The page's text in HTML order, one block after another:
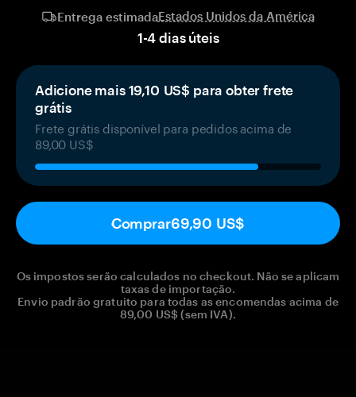
Entrega estimadaEstados Unidos da América
1-4 dias úteis
Adicione mais 19,10 US$ para obter frete
grátis
Frete grátis disponível para pedidos acima de
89,00 US$
Comprar69,90 US$
Os impostos serão calculados no checkout. Não se aplicam
taxas de importação.
Envio padrão gratuito para todas as encomendas acima de
89,00 US$ (sem IVA).